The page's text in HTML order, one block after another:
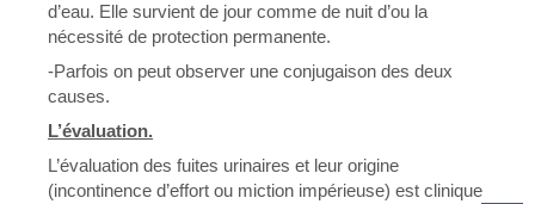
d’eau. Elle survient de jour comme de nuit d’ou la
nécessité de protection permanente.
-Parfois on peut observer une conjugaison des deux
causes.
L’évaluation.
L’évaluation des fuites urinaires et leur origine
(incontinence d’effort ou miction impérieuse) est clinique